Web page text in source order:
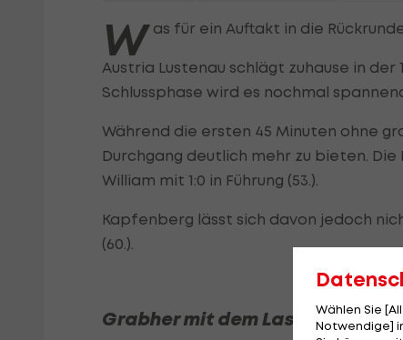
W as für ein Auftakt in die
Austria Lustenau schlägt zuhause in der
Schlussphase wird es nochmal
Während die ersten 45 Minuten ohne
Durchgang deutlich mehr zu bieten.
William mit 1:0 in Führung (53.).
Kapfenberg lässt sich davon jedoch
(60.).
Grabher mit dem Last-Minute-
Wählen Sie
Notwendige]